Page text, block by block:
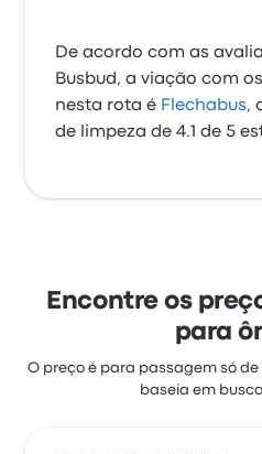
De acordo com as
Busbud, a viação com
nesta rota é Flechabus,
de limpeza de 4.1 de 5
Encontre os
para
O preço é para passagem só
baseia em